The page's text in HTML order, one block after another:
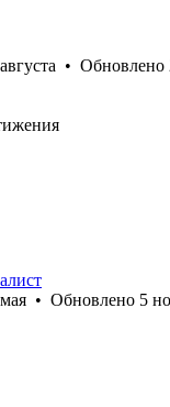
• Обновлено
• Обновлено 5